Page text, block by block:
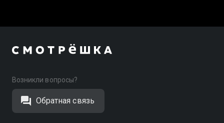
Возникли вопросы?
Обратная связь